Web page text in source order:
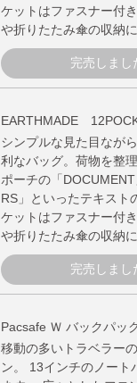
ケットはファスナー付
や折りたたみ傘の収納
完売しまし
EARTHMADE
シンプルな見た目なが
利なバッグ。荷物を整
ポーチの「
RS」といったテキスト
ケットはファスナー付
や折りたたみ傘の収納
完売しまし
Pacsafe Ｗ バックパッ
移動の多いトラベラー
ン。 13インチのノート